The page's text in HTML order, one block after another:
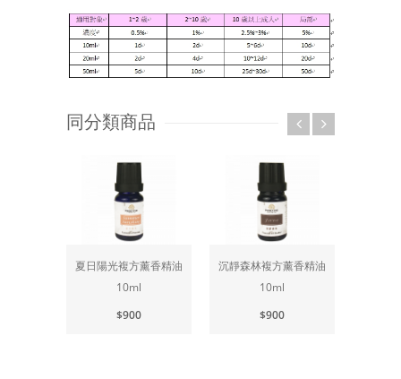
同分類商品
夏日陽光複方薰香精油
10ml
$900
沉靜森林複方薰香精油
10ml
$900